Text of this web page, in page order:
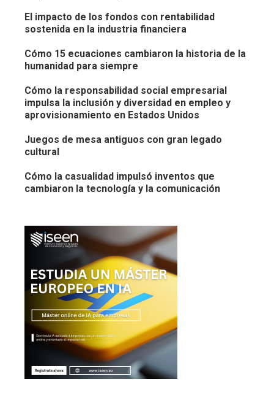
El impacto de los fondos con rentabilidad
sostenida en la industria financiera
Cómo 15 ecuaciones cambiaron la historia de la
humanidad para siempre
Cómo la responsabilidad social empresarial
impulsa la inclusión y diversidad en empleo y
aprovisionamiento en Estados Unidos
Juegos de mesa antiguos con gran legado
cultural
Cómo la casualidad impulsó inventos que
cambiaron la tecnología y la comunicación